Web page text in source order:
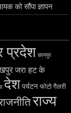
को सौंपा ज्ञापन
प्रदेश कानपुर
जरा हट के
देश पर्यटन फोटो गैलरी
राज्य